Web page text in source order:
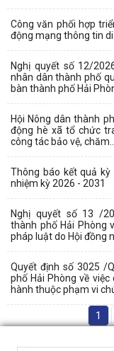
Công văn phối hợp
động mạng thông tin
Nghị quyết số 12/
nhân dân thành phố
bàn thành phố Hải
Hội Nông dân thành
động hè xã tổ chức
công tác bảo vệ, chăm...
Thông báo kết quả kỳ
nhiệm kỳ 2026 - 2031
Nghị quyết số 13 /
thành phố Hải Phòng
pháp luật do Hội đồng
Quyết định số 3025 /
phố Hải Phòng về
hành thuộc phạm vi
1